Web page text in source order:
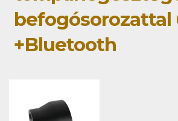
befogósorozattal
+Bluetooth